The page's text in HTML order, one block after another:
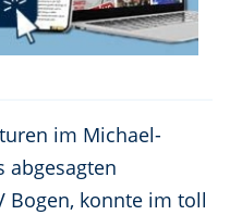
im Michael-
abgesagten
Bogen, konnte im toll